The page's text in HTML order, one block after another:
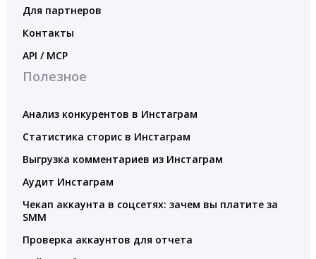
Для партнеров
Контакты
API / MCP
Полезное
Анализ конкурентов в Инстаграм
Статистика сторис в Инстаграм
Выгрузка комментариев из Инстаграм
Аудит Инстаграм
Чекап аккаунта в соцсетях: зачем вы платите за
SMM
Проверка аккаунтов для отчета